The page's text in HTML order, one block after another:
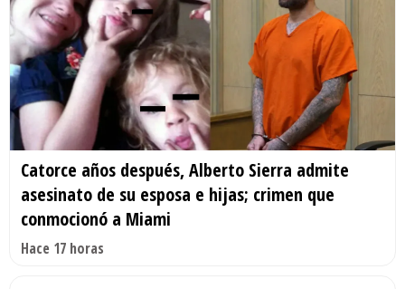
Catorce años después, Alberto Sierra admite
asesinato de su esposa e hijas; crimen que
conmocionó a Miami
Hace 17 horas